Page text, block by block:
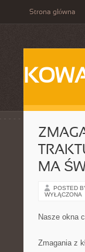
Strona główna
MA
POSTED
WYŁĄCZONA
Nasze okna
Zmagania z